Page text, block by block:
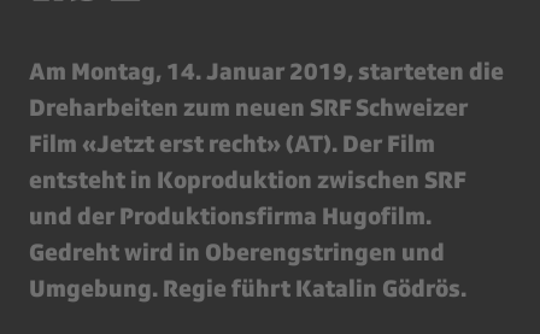
Am Montag, 14. Januar 2019, starteten die
Dreharbeiten zum neuen SRF Schweizer
Film «Jetzt erst recht» (AT). Der Film
entsteht in Koproduktion zwischen SRF
und der Produktionsfirma Hugofilm.
Gedreht wird in Oberengstringen und
Umgebung. Regie führt Katalin Gödrös.